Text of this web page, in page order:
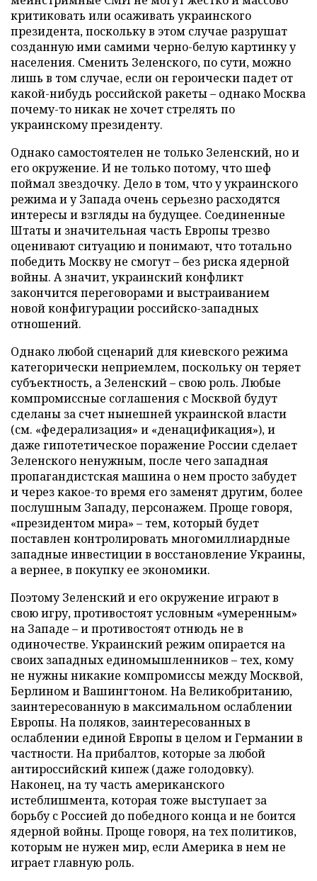
критиковать или осаживать украинского
президента, поскольку в этом случае разрушат
созданную ими самими черно-белую картинку у
населения. Сменить Зеленского, по сути, можно
лишь в том случае, если он героически падет от
какой-нибудь российской ракеты – однако Москва
почему-то никак не хочет стрелять по
украинскому президенту.
Однако самостоятелен не только Зеленский, но и
его окружение. И не только потому, что шеф
поймал звездочку. Дело в том, что у украинского
режима и у Запада очень серьезно расходятся
интересы и взгляды на будущее. Соединенные
Штаты и значительная часть Европы трезво
оценивают ситуацию и понимают, что тотально
победить Москву не смогут – без риска ядерной
войны. А значит, украинский конфликт
закончится переговорами и выстраиванием
новой конфигурации российско-западных
отношений.
Однако любой сценарий для киевского режима
категорически неприемлем, поскольку он теряет
субъектность, а Зеленский – свою роль. Любые
компромиссные соглашения с Москвой будут
сделаны за счет нынешней украинской власти
(см. «федерализация» и «денацификация»), и
даже гипотетическое поражение России сделает
Зеленского ненужным, после чего западная
пропагандистская машина о нем просто забудет
и через какое-то время его заменят другим, более
послушным Западу, персонажем. Проще говоря,
«президентом мира» – тем, который будет
поставлен контролировать многомиллиардные
западные инвестиции в восстановление Украины,
а вернее, в покупку ее экономики.
Поэтому Зеленский и его окружение играют в
свою игру, противостоят условным «умеренным»
на Западе – и противостоят отнюдь не в
одиночестве. Украинский режим опирается на
своих западных единомышленников – тех, кому
не нужны никакие компромиссы между Москвой,
Берлином и Вашингтоном. На Великобританию,
заинтересованную в максимальном ослаблении
Европы. На поляков, заинтересованных в
ослаблении единой Европы в целом и Германии в
частности. На прибалтов, которые за любой
антироссийский кипеж (даже голодовку).
Наконец, на ту часть американского
истеблишмента, которая тоже выступает за
борьбу с Россией до победного конца и не боится
ядерной войны. Проще говоря, на тех политиков,
которым не нужен мир, если Америка в нем не
играет главную роль.